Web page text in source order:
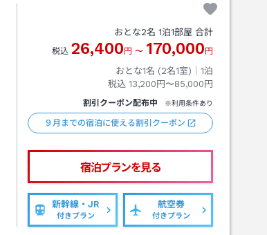
おとな2名 1泊1部屋 合計
税込 26,400 円 〜 170,000 円
おとな1名 (2名1室)｜ 1泊
税込 13,200円〜85,000円
割引クーポン配布中 ※利用条件あり
９月までの宿泊に使える割引クーポン
宿泊プランを見る
新幹線・JR
付きプラン
航空券
付きプラン